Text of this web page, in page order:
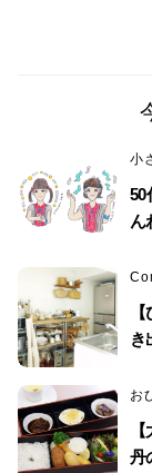
小
50
ん
き
お
丹